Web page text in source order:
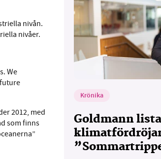
nivån.
nivåer.
We
2012, med
som finns
Krönika
Goldmann